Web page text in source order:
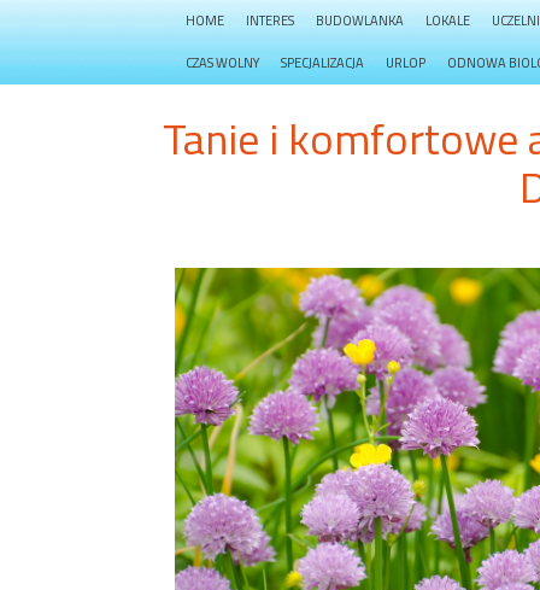
HOME INTERES BUDOWLANKA LOKALE
CZAS WOLNY SPECJALIZACJA URLOP ODNOWA
Tanie i komfortowe